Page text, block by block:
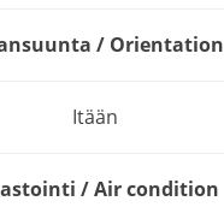
/ Orientation
Itään
/ Air condition